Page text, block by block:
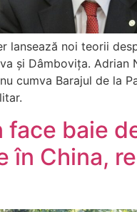
lansează noi teorii
și Dâmbovița. Adrian
cumva Barajul de la
face baie
în China,